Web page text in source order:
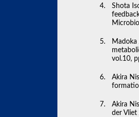
Shota
Madoka
vol.10,
Akira
Akira
der